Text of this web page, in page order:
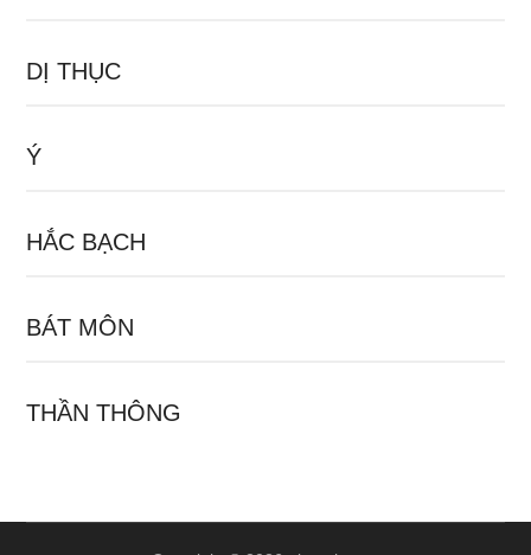
DỊ THỤC
Ý
HẮC BẠCH
BÁT MÔN
THẦN THÔNG